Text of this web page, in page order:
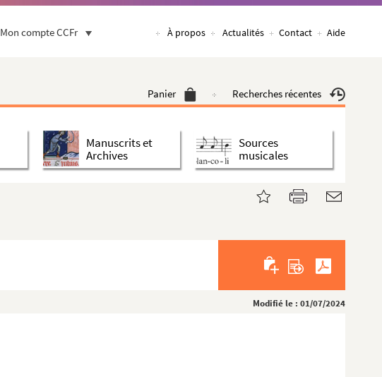
Mon compte CCFr À propos Actualités Contact Aide
Panier Recherches récentes
Manuscrits et
Archives
Sources
musicales
Modifié le : 01/07/2024